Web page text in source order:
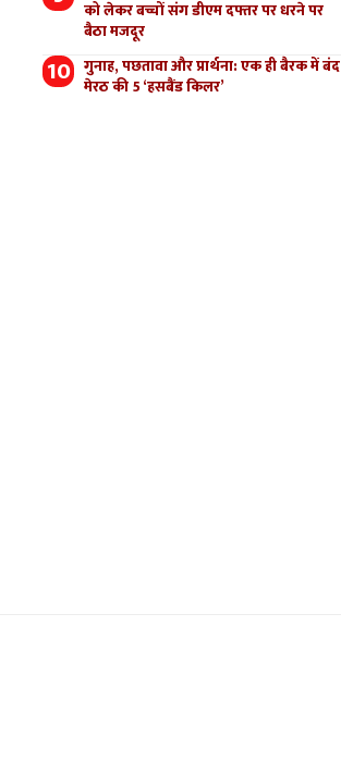
को लेकर बच्चों संग डीएम दफ्तर पर धरने पर
बैठा मजदूर
गुनाह, पछतावा और प्रार्थना: एक ही बैरक में बंद
मेरठ की 5 ‘हसबैंड किलर’